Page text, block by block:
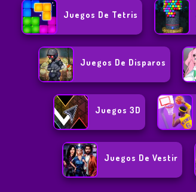
Juegos De Tetris
Juegos De Disparos
Juegos 3D
Juegos De Vestir